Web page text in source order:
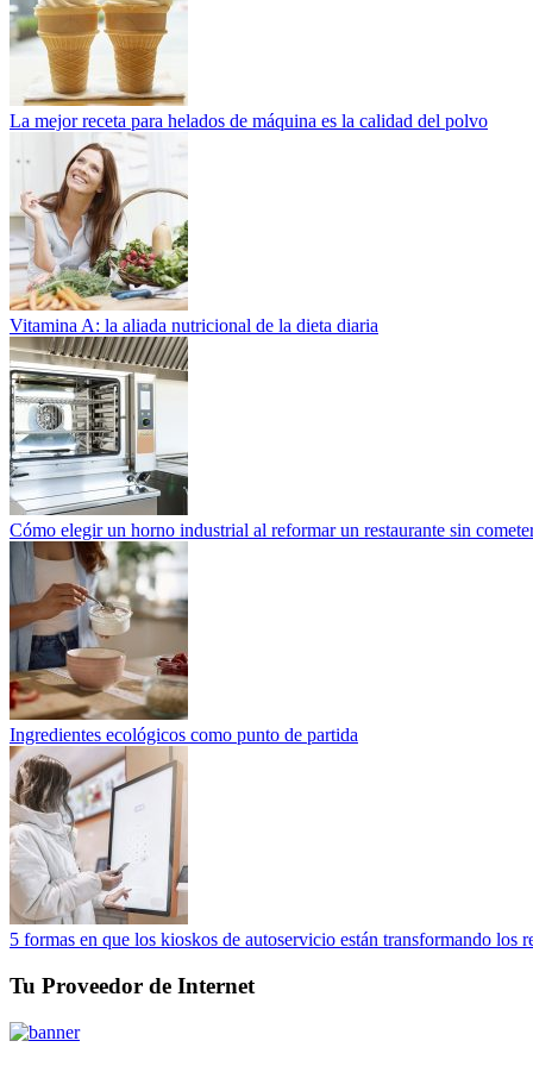
La mejor receta para helados de máquina es la calidad del polvo
Vitamina A: la aliada nutricional de la dieta diaria
Cómo elegir un horno industrial al reformar un restaurante sin
Ingredientes ecológicos como punto de partida
5 formas en que los kioskos de autoservicio están transformando los
Tu Proveedor de Internet